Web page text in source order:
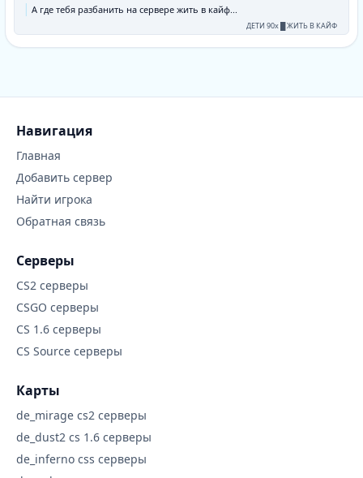
А где тебя разбанить на сервере жить в кайф...
ДЕТИ 90х █ ЖИТЬ В КАЙФ
Навигация
Главная
Добавить сервер
Найти игрока
Обратная связь
Серверы
CS2 серверы
CSGO серверы
CS 1.6 серверы
CS Source серверы
Карты
de_mirage cs2 серверы
de_dust2 cs 1.6 серверы
de_inferno css серверы